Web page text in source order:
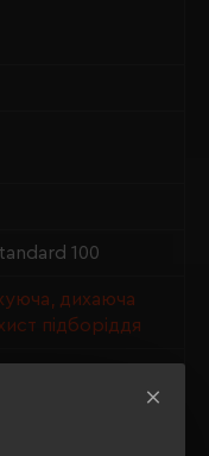
100
дихаюча
підборіддя